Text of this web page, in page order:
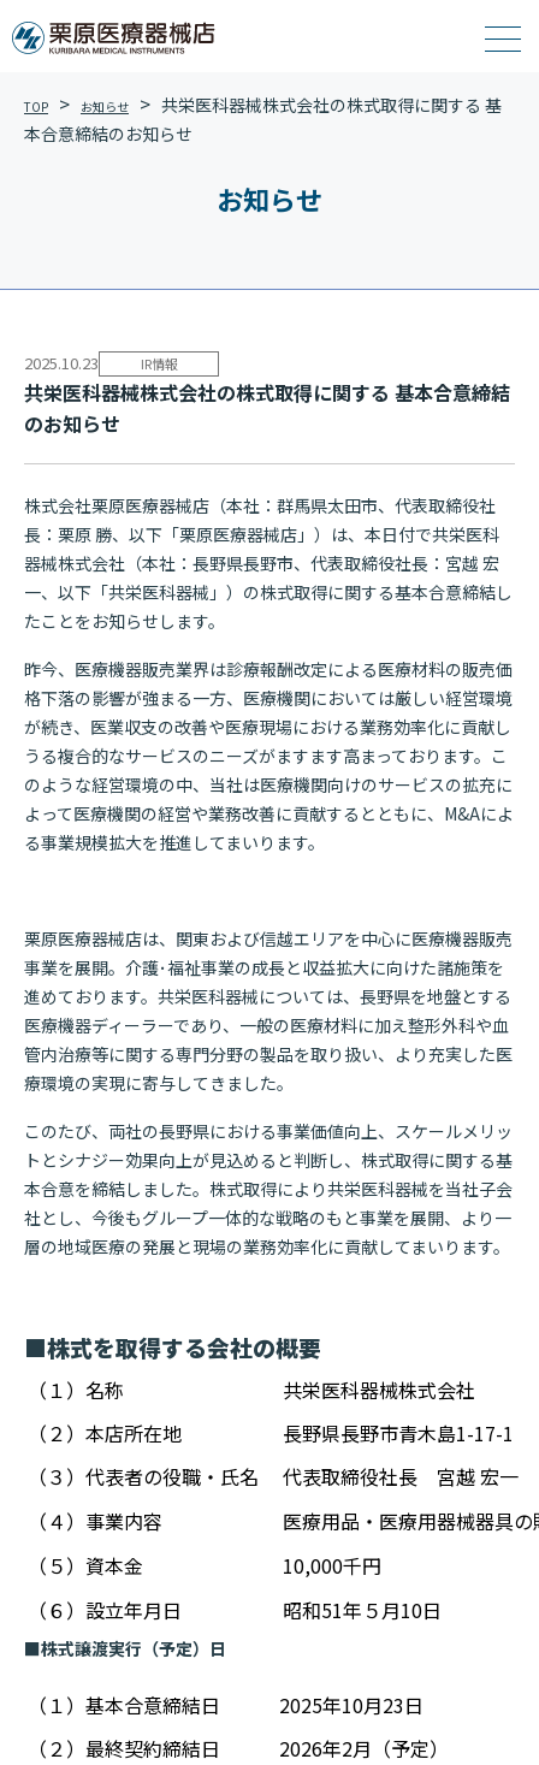
TOP お知らせ
共栄医科器械株式会社の株式取得に関する 基
本合意締結の お 知 ら せ
お知らせ
2025.10.23 IR情報
共栄医科器械株式会社の株式取得に関する 基本合意締結
の お 知 ら せ
株式会社栗原医療器械店（本社：群馬県太田市、代表取締役社
長：栗原 勝、以下「栗原医療器械店」）は、本日付で共栄医科
器械株式会社（本社：長野県長野市、代表取締役社長：宮越 宏
一、以下「共栄医科器械」）の株式取得に関する基本合意締結し
たことをお知らせします。
昨今、医療機器販売業界は診療報酬改定による医療材料の販売価
格下落の影響が強まる一方、医療機関においては厳しい経営環境
が続き、医業収支の改善や医療現場における業務効率化に貢献し
うる複合的なサービスのニーズがますます高まっております。こ
のような経営環境の中、当社は医療機関向けのサービスの拡充に
よって医療機関の経営や業務改善に貢献するとともに、M&Aによ
る事業規模拡大を推進してまいります。
栗原医療器械店は、関東および信越エリアを中心に医療機器販売
事業を展開。介護･福祉事業の成長と収益拡大に向けた諸施策を
進めております。共栄医科器械については、長野県を地盤とする
医療機器ディーラーであり、一般の医療材料に加え整形外科や血
管内治療等に関する専門分野の製品を取り扱い、より充実した医
療環境の実現に寄与してきました。
このたび、両社の長野県における事業価値向上、スケールメリッ
トとシナジー効果向上が見込めると判断し、株式取得に関する基
本合意を締結しました。株式取得により共栄医科器械を当社子会
社とし、今後もグループ一体的な戦略のもと事業を展開、より一
層の地域医療の発展と現場の業務効率化に貢献してまいります。
■株式を取得する会社の概要
（１）名称
共栄医科器械株式会社
（２）本店所在地
長野県長野市青木島1-17-1
（３）代表者の役職・氏名
代表取締役社長 宮越 宏一
（４）事業内容
医療用品・医療用器械器具
（５）資本金
10,000千円
（６）設立年月日
昭和51年５月10日
■株式譲渡実行（予定）日
（１）基本合意締結日
2025年10月23日
（２）最終契約締結日
2026年2月（予定）